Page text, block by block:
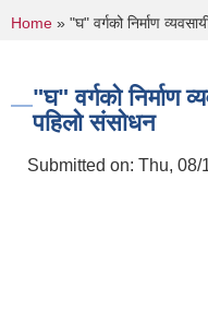
You are here
Home » "घ" वर्गको निर्माण
"घ" वर्गको निर्माण
पहिलो संसोधन
Submitted on: Thu, 08/